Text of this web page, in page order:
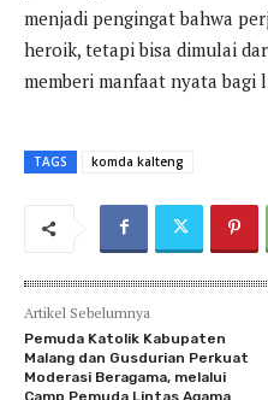
menjadi pengingat bahwa
heroik, tetapi bisa dimulai
memberi manfaat nyata bagi
TAGS komda kalteng
Artikel Sebelumnya
Pemuda Katolik Kabupaten
Malang dan Gusdurian Perkuat
Moderasi Beragama, melalui
Camp Pemuda Lintas Agama